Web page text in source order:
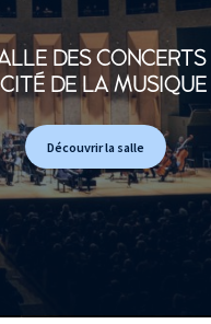
DES CONCERTS
DE LA MUSIQUE
Découvrir la salle